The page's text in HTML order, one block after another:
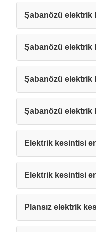
Şabanözü elektrik
Şabanözü elektrik
Şabanözü elektrik
Şabanözü elektrik
Elektrik kesintisi
Elektrik kesintisi
Plansız elektrik